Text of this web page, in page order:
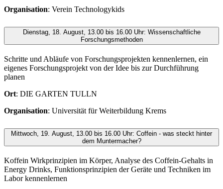
Organisation: Verein Technologykids
Dienstag, 18. August, 13.00 bis 16.00 Uhr: Wissenschaftliche
Forschungsmethoden
Schritte und Abläufe von Forschungsprojekten kennenlernen, ein
eigenes Forschungsprojekt von der Idee bis zur Durchführung
planen
Ort: DIE GARTEN TULLN
Organisation: Universität für Weiterbildung Krems
Mittwoch, 19. August, 13.00 bis 16.00 Uhr: Coffein - was steckt hinter
dem Muntermacher?
Koffein Wirkprinzipien im Körper, Analyse des Coffein-Gehalts in
Energy Drinks, Funktionsprinzipien der Geräte und Techniken im
Labor kennenlernen